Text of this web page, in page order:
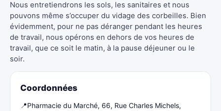
Nous entretiendrons les sols, les sanitaires et nous
pouvons même s’occuper du vidage des corbeilles. Bien
évidemment, pour ne pas déranger pendant les heures
de travail, nous opérons en dehors de vos heures de
travail, que ce soit le matin, à la pause déjeuner ou le
soir.
Coordonnées
📍Pharmacie du Marché, 66, Rue Charles Michels,